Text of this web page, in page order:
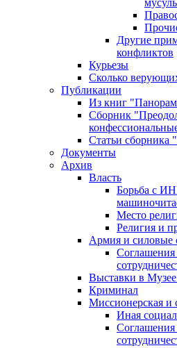
Другие
конфликтов
Курьезы
Сколько
Публикации
Из книг
Сборник
Статьи сборника
Документы
Архив
Власть
Борьба с
Место
Религия и
Армия и силовые
Соглашения
Выставки в
Криминал
Миссионерская и
Иная